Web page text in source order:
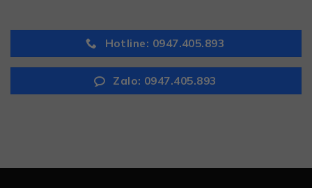
Hotline: 0947.405.893
Zalo: 0947.405.893